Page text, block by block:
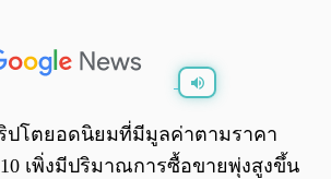
ริปโตยอดนิยมที่มีมูลค่าตามราคา
เพิ่งมีปริมาณการซื้อขายพุ่งสูงขึ้น